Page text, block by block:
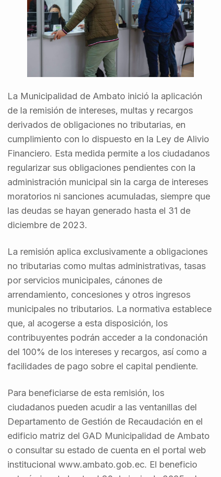
La Municipalidad de Ambato inició la aplicación
de la remisión de intereses, multas y recargos
derivados de obligaciones no tributarias, en
cumplimiento con lo dispuesto en la Ley de Alivio
Financiero. Esta medida permite a los ciudadanos
regularizar sus obligaciones pendientes con la
administración municipal sin la carga de intereses
moratorios ni sanciones acumuladas, siempre que
las deudas se hayan generado hasta el 31 de
diciembre de 2023.
La remisión aplica exclusivamente a obligaciones
no tributarias como multas administrativas, tasas
por servicios municipales, cánones de
arrendamiento, concesiones y otros ingresos
municipales no tributarios. La normativa establece
que, al acogerse a esta disposición, los
contribuyentes podrán acceder a la condonación
del 100% de los intereses y recargos, así como a
facilidades de pago sobre el capital pendiente.
Para beneficiarse de esta remisión, los
ciudadanos pueden acudir a las ventanillas del
Departamento de Gestión de Recaudación en el
edificio matriz del GAD Municipalidad de Ambato
o consultar su estado de cuenta en el portal web
institucional www.ambato.gob.ec. El beneficio